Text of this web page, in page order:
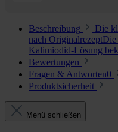
Beschreibung
Die
nach
Kalimiodid-Lösung
Bewertungen
Fragen & Antworten0
Produktsicherheit
Menü schließen